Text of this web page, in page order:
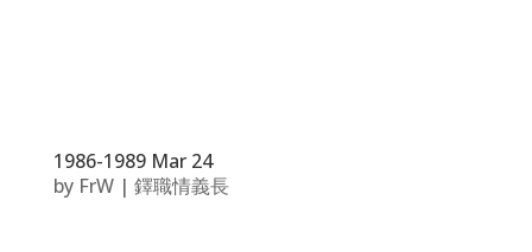
1986-1989 Mar 24
by FrW| 鐸職情義長